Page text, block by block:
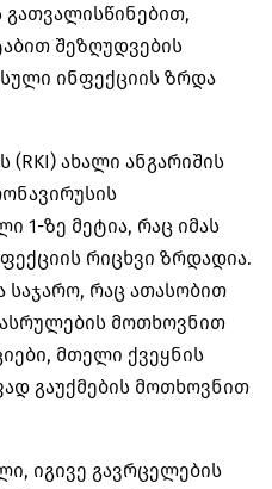
შეზღუდვების
ინფექციის ზრდა
ახალი ანგარიშის
1-ზე მეტია, რაც იმას
რიცხვი ზრდადია.
საჯარო, რაც ათასობით
მოთხოვნით
მთელი ქვეყნის
გაუქმების მოთხოვნით
იგივე გავრცელების